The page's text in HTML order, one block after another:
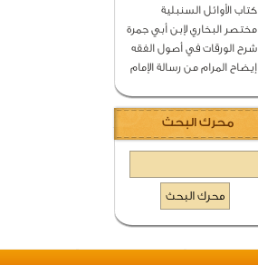
كتاب الأوائل السنبلية
مختصر البخاري لإبن أبي جمرة
شرح الورقات في أصول الفقه
إيضاح المرام من رسالة الإمام
محرك البحث